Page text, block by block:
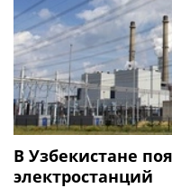
В Узбекистане
электростанций